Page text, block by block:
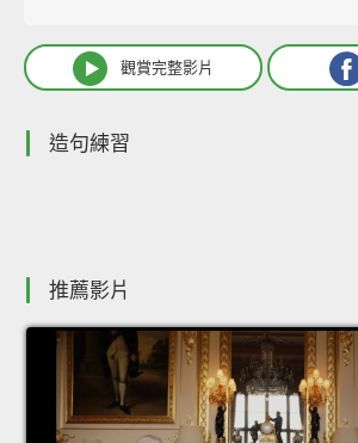
觀賞完整影片
造句練習
推薦影片